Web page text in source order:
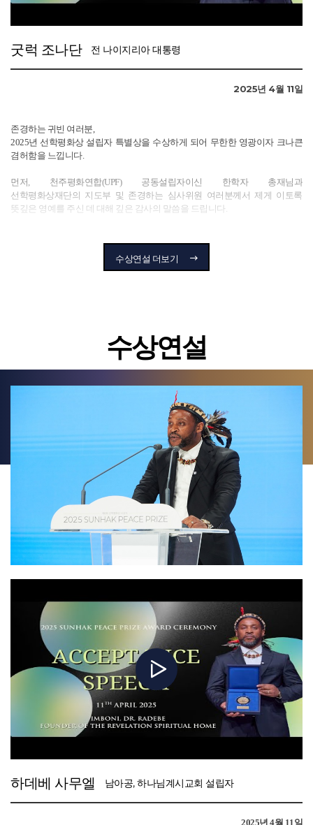
열었습니다. 놀랍게도, 갈등하던 이들이 나란히 앉아 비즈니스 노하우를
두 번째 이야기는 2006년부터 2007년 사이, 아시시 학생들이 정직 문화의
주체가 되겠다는 결단을 내리며, 아프리카 최초로 명예 시스템(Honor System)
을 도입한 사례입니다. 학생들은 시험을 감독 없이 치르며, 스스로와 서로를
문화 덕분에 아시시 졸업생들은 기업과 기관으로부터 가장 신뢰받는 인재로
인정받고 있습니다.
학생들이 자원봉사 교사로 그 지역을 방문했을 때, 그는 처음으로 대학이라는
꿈을 갖게 되었습니다. 전액 장학금으로 아시시에 입학한 그는, 입학 전까지 한
번도 컴퓨터를 사용해본 적이 없었지만, 졸업 시에는 말라리아를 진단하는
이 세 가지 이야기를 통해 제가 얻은 교훈은 다음과 같습니다.
것을 배웠습니다. 셋째이자 가장 중요한 교훈은, 사람들에게 창조하고 발전할
수 있는 도구와 자원을 제공하는 일이야말로 인간의 존엄을 실현하는
이 이야기들은 모두 인간 정신을 고양시키는 일, 인내와 용기, 그리고 끊임없는
노력의 가치를 보여줍니다. 그리고 궁극적으로는, 리더십이란 타인을 위한
삶에서 출발해야 한다는 교훈을 우리 청년들에게 전해주고 있습니다.
제가 얼마 전 60세 생일을 맞았을 때, 아시시의 동료와 학생, 졸업생들이 함께
모여 따뜻한 축하를 해주었습니다. 그들의 목소리를 들으며, 지난 25년간의
여정을 돌아보았고, 이 길을 걸어온 모든 이들과의 유대감을 느꼈습니다. 지금
다시 서른다섯 살로 돌아간다 해도, 저는 똑같은 선택을 할 것입니다.
한국의 역사, 아시시의 경험, 그리고 선학평화상의 정신은 우리에게 중요한
사실을 가르쳐 줍니다. 바로 청년과 교육, 리더십에 대한 투자가 하나의
지역이나 국가를 넘어 전 세계를 변화시키는 파급 효과를 만들어낸다는
점입니다.
한학자 총재님과 이 자리에 함께하신 모든 분들께, 세계 평화와 공동 번영을
않겠지만, 인내와 끈기, 용기를 가지고 함께 걸어간다면, 우리의 목표는 결코
멀지 않습니다.
문선명 총재님께서 남기신 말씀처럼, “우리가 살아갈 길은 서로의 사랑에
의존하는 길입니다. 모든 이기심이 사라질 때까지 주고 또 주어야 합니다. 바로
거기에서 평화는 시작됩니다.”
다시 한번 이 상을 수여해주신 데 깊이 감사드리며, 저는 이 상을 아프리카
청년들—우리의 미래를 밝혀줄 희망의 등불—을 대신하여 받습니다.
감사합니다.
굿럭 조나단 전 나이지리아 대통령
2025년 4월 11일
존경하는 귀빈 여러분,
2025년 선학평화상 설립자 특별상을 수상하게 되어 무한한 영광이자 크나큰
겸허함을 느낍니다.
먼저, 천주평화연합(UPF) 공동설립자이신 한학자 총재님과
선학평화상재단의 지도부 및 존경하는 심사위원 여러분께서 제게 이토록
뜻깊은 영예를 주신 데 대해 깊은 감사의 말씀을 드립니다.
신념을 다시 한번 확고히 해주었습니다.
현재 아프리카와 세계는 중요한 기로에 서 있습니다. 지속되는 갈등과
지금 이 순간, 우리는 진정한 평화의 기둥이 되는 대화와 화해, 그리고 선한
통치에 대한 우리의 헌신을 더욱 굳건히 해야 할 때입니다.
이러한 정신을 바탕으로 저는 굿럭 조나단 재단과 서아프리카 원로 포럼
(WAEF), 국제정상평화위원회(ISCP)와 같은 이니셔티브를 통해 아프리카
지역의 평화적 정치 전환과 갈등 해소를 위한 노력을 지속해 왔습니다.
선학평화상과 같이 권위 있는 국제적인 무대에서 이러한 노력이 인정받게 된
것은 제게 매우 큰 겸허함과 더불어 더욱 분발해야겠다는 동기부여가 됩니다.
이 상은 저뿐만 아니라, 아프리카와 세계 곳곳에서 평화를 위해 헌신하는 모든
이들에게 힘과 용기를 불어넣어주는 격려의 메시지입니다.
오늘 서울에서 개최된 시상식에서, 세계 평화의 비전을 공유하는 존경하는
가겠다는 우리의 결의를 다시 한번 다지게 되어 기쁘게 생각합니다.
다시 한번 이 귀한 상을 주신 것에 깊이 감사드리며, 오늘 여러분과 함께한
따뜻한 교류에 대해서도 감사의 마음을 전합니다.
평화와 정의, 민주주의, 굿거버넌스, 발전이라는 이상을 위해 앞으로도
변함없이 헌신할 것을 굳게 다짐합니다.
다시 한번 감사드리며, 평화가 늘 우리의 길을 인도하기를 기원합니다.
감사합니다.
수상연설 더보기
수상연설
하데베 사무엘 남아공, 하나님계시교회 설립자
2025년 4월 11일